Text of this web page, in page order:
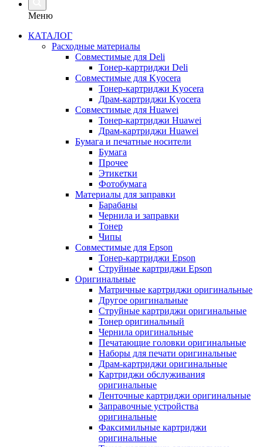
Меню
КАТАЛОГ
Расходные материалы
Совместимые для Deli
Тонер-картриджи Deli
Совместимые для Kyocera
Тонер-картриджи Kyocera
Драм-картриджи Kyocera
Совместимые для Huawei
Тонер-картриджи Huawei
Драм-картриджи Huawei
Бумага и печатные носители
Бумага
Прочее
Этикетки
Фотобумага
Материалы для заправки
Барабаны
Чернила и заправки
Тонер
Чипы
Совместимые для Epson
Тонер-картриджи Epson
Струйные картриджи Epson
Оригинальные
Матричные картриджи оригинальные
Другое оригинальные
Струйные картриджи оригинальные
Тонер оригинальный
Чернила оригинальные
Печатающие головки оригинальные
Наборы для печати оригинальные
Драм-картриджи оригинальные
Картриджи обслуживания
оригинальные
Ленточные картриджи оригинальные
Заправочные устройства
оригинальные
Факсимильные картриджи
оригинальные